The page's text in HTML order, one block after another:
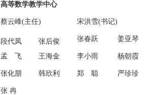
高等数学教学中心
蔡云峰(主任) 宋洪雪(书记)
段代凤 张后俊 张春跃 姜亚琴
孟 飞 王海金 李小雨 杨朝霞
张化朋 韩欣利 郑 聪 严珍珍
张 冉